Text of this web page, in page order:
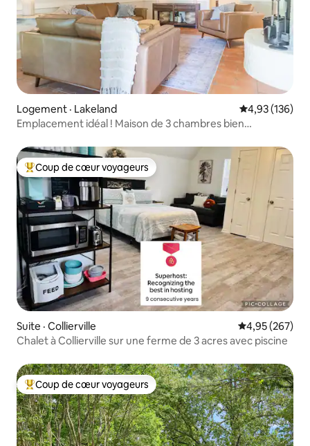
Logement · Lakeland Note
4,93 (136)
Emplacement idéal ! Maison de 3 chambres bien
Coup de cœur voyageurs parmi les plus aimés
Coup de cœur voyageurs
Suite · Collierville Note
4,95 (267)
Chalet à Collierville sur une ferme de 3 acres avec piscine
Coup de cœur voyageurs parmi les plus aimés
Coup de cœur voyageurs